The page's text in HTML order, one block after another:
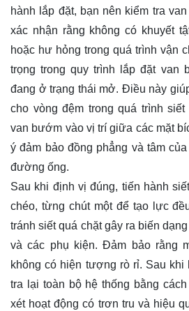
hành lắp đặt, bạn nên kiểm tra
xác nhận rằng không có khuyết
hoặc hư hỏng trong quá trình vận
trọng trong quy trình lắp đặt van
đang ở trạng thái mở. Điều này
cho vòng đệm trong quá trình
van bướm vào vị trí giữa các mặt
ý đảm bảo đồng phẳng và tâm
đường ống.
Sau khi định vị đúng, tiến hành
chéo, từng chút một để tạo lực
tránh siết quá chặt gây ra biến
và các phụ kiện. Đảm bảo rằng
không có hiện tượng rò rỉ. Sau khi
tra lại toàn bộ hệ thống bằng
xét hoạt động có trơn tru và hiệu